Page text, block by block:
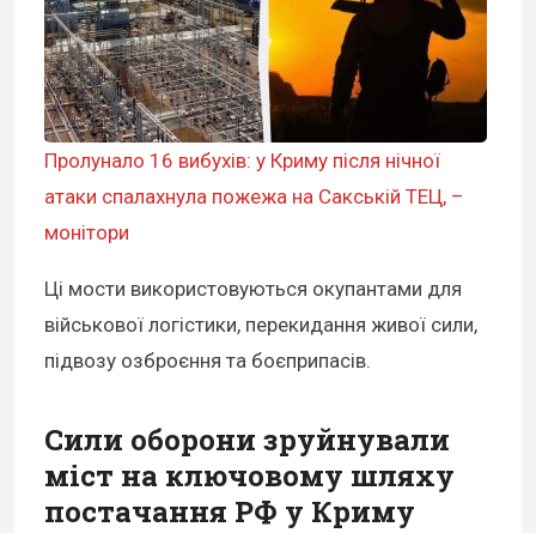
Пролунало 16 вибухів: у Криму після нічної
атаки спалахнула пожежа на Сакській ТЕЦ, –
монітори
Ці мости використовуються окупантами для
військової логістики, перекидання живої сили,
підвозу озброєння та боєприпасів.
Сили оборони зруйнували
міст на ключовому шляху
постачання РФ у Криму